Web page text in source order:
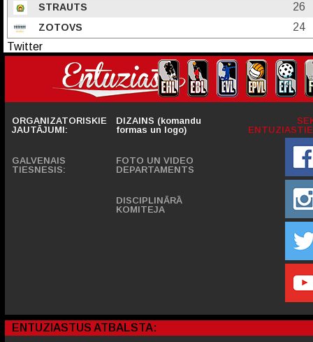
STRAUTS 26
ZOTOVS
24
Twitter
ORGANIZATORISKIE
JAUTĀJUMI:
GALVENAIS
TIESNESIS:
DIZAINS (komandu
formas un logo)
FOTO UN VIDEO
DEPARTAMENTS
DISCIPLINĀRĀ
KOMITEJA
ENTUZIASTUS ATBALSTA: